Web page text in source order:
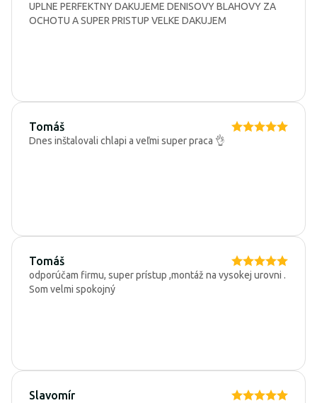
UPLNE PERFEKTNY DAKUJEME DENISOVY BLAHOVY ZA
OCHOTU A SUPER PRISTUP VELKE DAKUJEM
Tomáš
Dnes inštalovali chlapi a veľmi super praca 👌
Tomáš
odporúčam firmu, super prístup ,montáž na vysokej urovni .
Som velmi spokojný
Slavomír